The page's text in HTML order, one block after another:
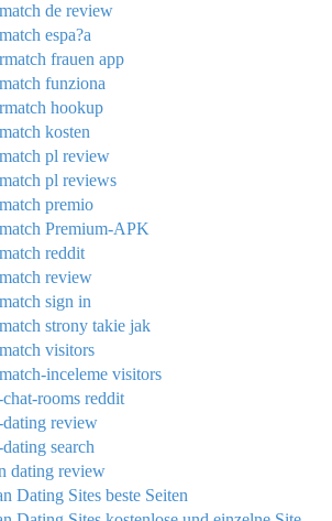
de review
espa?a
frauen app
funziona
hookup
kosten
pl review
pl reviews
premio
Premium-APK
reddit
review
sign in
strony takie jak
visitors
inceleme visitors
rooms reddit
dating review
search
dating review
Dating Sites beste Seiten